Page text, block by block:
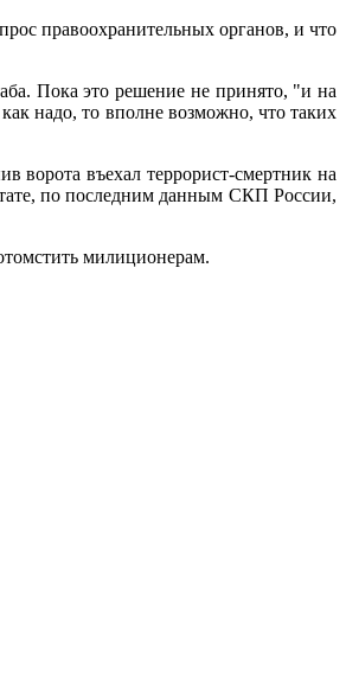
правоохранительных органов, и что
Пока это решение не принято, "и на
надо, то вполне возможно, что таких
ворота въехал террорист-смертник на
по последним данным СКП России,
милиционерам.